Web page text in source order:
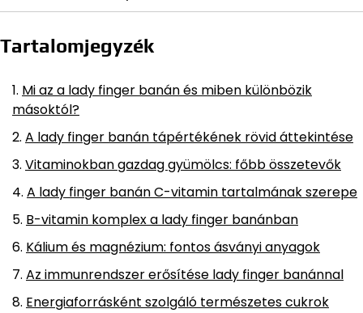
Tartalomjegyzék
Mi az a lady finger banán és miben különbözik
másoktól?
A lady finger banán tápértékének rövid áttekintése
Vitaminokban gazdag gyümölcs: főbb összetevők
A lady finger banán C-vitamin tartalmának szerepe
B-vitamin komplex a lady finger banánban
Kálium és magnézium: fontos ásványi anyagok
Az immunrendszer erősítése lady finger banánnal
Energiaforrásként szolgáló természetes cukrok